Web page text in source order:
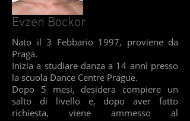
Evzen Bockor
Nato il 3 Febbario 1997, proviene da
Praga.
Inizia a studiare danza a 14 anni presso
la scuola Dance Centre Prague.
Dopo 5 mesi, desidera compiere un
salto di livello e, dopo aver fatto
richiesta, viene ammesso al